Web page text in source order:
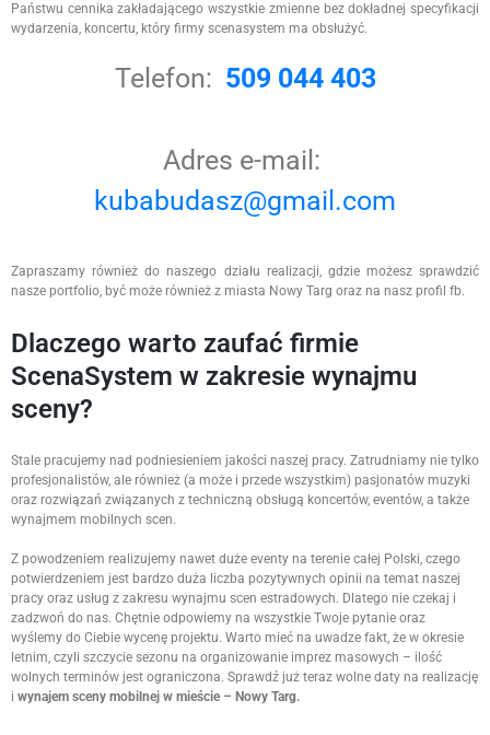
Państwu cennika zakładającego wszystkie zmienne bez dokładnej specyfikacji
wydarzenia, koncertu, który firmy scenasystem ma obsłużyć.
Telefon: 509 044 403
Adres e-mail:
kubabudasz@gmail.com
Zapraszamy również do naszego działu realizacji, gdzie możesz sprawdzić
nasze portfolio, być może również z miasta Nowy Targ oraz na nasz profil fb.
Dlaczego warto zaufać firmie
ScenaSystem w zakresie wynajmu
sceny?
Stale pracujemy nad podniesieniem jakości naszej pracy. Zatrudniamy nie tylko
profesjonalistów, ale również (a może i przede wszystkim) pasjonatów muzyki
oraz rozwiązań związanych z techniczną obsługą koncertów, eventów, a także
wynajmem mobilnych scen.
Z powodzeniem realizujemy nawet duże eventy na terenie całej Polski, czego
potwierdzeniem jest bardzo duża liczba pozytywnych opinii na temat naszej
pracy oraz usług z zakresu wynajmu scen estradowych. Dlatego nie czekaj i
zadzwoń do nas. Chętnie odpowiemy na wszystkie Twoje pytanie oraz
wyślemy do Ciebie wycenę projektu. Warto mieć na uwadze fakt, że w okresie
letnim, czyli szczycie sezonu na organizowanie imprez masowych – ilość
wolnych terminów jest ograniczona. Sprawdź już teraz wolne daty na realizację
i wynajem sceny mobilnej w mieście – Nowy Targ.